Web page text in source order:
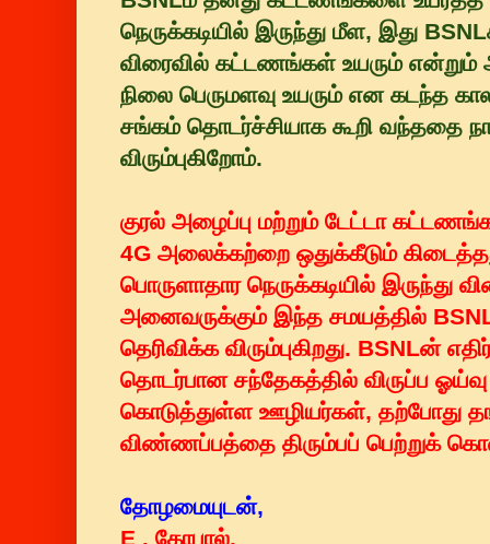
நெருக்கடியில் இருந்து மீள, இது
விரைவில் கட்டணங்கள் உயரும் என்றும்
நிலை பெருமளவு உயரும் என கடந்த
சங்கம் தொடர்ச்சியாக கூறி வந்ததை
விரும்புகிறோம்.
குரல் அழைப்பு மற்றும் டேட்டா
4G அலைக்கற்றை ஒதுக்கீடும்
பொருளாதார நெருக்கடியில் இருந்து
அனைவருக்கும் இந்த சமயத்தில்
தெரிவிக்க விரும்புகிறது. BSNLன்
தொடர்பான சந்தேகத்தில் விருப்ப ஓய்வு
கொடுத்துள்ள ஊழியர்கள், தற்போது
விண்ணப்பத்தை திரும்பப் பெற்றுக்
தோழமையுடன்,